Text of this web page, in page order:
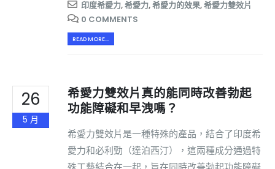
印度希愛力,希愛力,希愛力的效果,希愛力雙效片
0 COMMENTS
READ MORE...
26
5 月
希愛力雙效片真的能同時改善勃起
功能障礙和早洩嗎？
希愛力雙效片是一種特殊的產品，結合了印度希
愛力和必利勁（達泊西汀），這兩種成分通過特